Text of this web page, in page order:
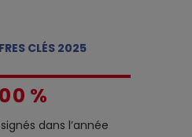
CLÉS 2025
0
1
0 %
dans l’année
1